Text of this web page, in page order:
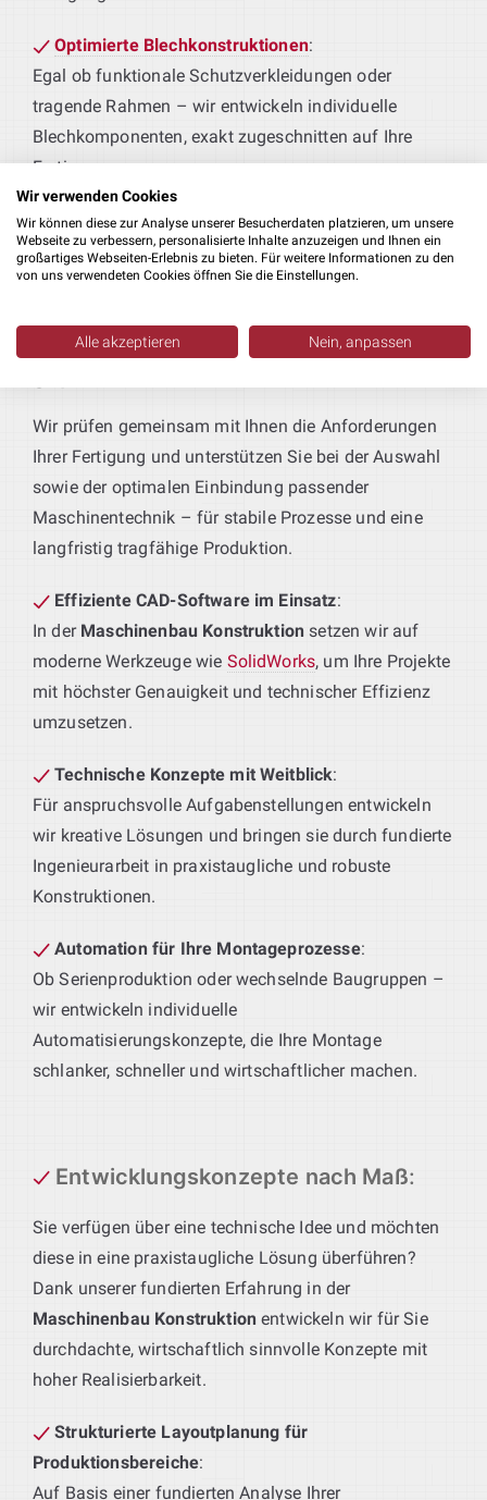
Optimierte Blechkonstruktionen:
Egal ob funktionale Schutzverkleidungen oder
tragende Rahmen – wir entwickeln individuelle
Blechkomponenten, exakt zugeschnitten auf Ihre
Fertigungsprozesse.
Individuelle Produktionsanlagen:
Sie liefern das Produkt, wir sorgen für die
maßgeschneiderte Technik. Von der Vormontage bis
Maschinenlösungen – als integraler Bestandteil Ihrer
Produktionsanlagen individuell
Wir prüfen gemeinsam mit Ihnen die Anforderungen
Ihrer Fertigung und unterstützen Sie bei der Auswahl
sowie der optimalen Einbindung passender
Maschinentechnik – für stabile Prozesse und eine
langfristig tragfähige Produktion.
Effiziente CAD-Software im Einsatz:
In der Maschinenbau Konstruktion setzen wir auf
moderne Werkzeuge wie SolidWorks, um Ihre Projekte
mit höchster Genauigkeit und technischer Effizienz
umzusetzen.
Technische Konzepte mit Weitblick:
Für anspruchsvolle Aufgabenstellungen entwickeln
wir kreative Lösungen und bringen sie durch fundierte
Ingenieurarbeit in praxistaugliche und robuste
Konstruktionen.
Automation für Ihre Montageprozesse:
Ob Serienproduktion oder wechselnde Baugruppen –
wir entwickeln individuelle
Automatisierungskonzepte, die Ihre Montage
schlanker, schneller und wirtschaftlicher machen.
Entwicklungskonzepte nach Maß:
Sie verfügen über eine technische Idee und möchten
diese in eine praxistaugliche Lösung überführen?
Dank unserer fundierten Erfahrung in der
Maschinenbau Konstruktion entwickeln wir für Sie
durchdachte, wirtschaftlich sinnvolle Konzepte mit
hoher Realisierbarkeit.
Strukturierte Layoutplanung für
Produktionsbereiche:
Auf Basis einer fundierten Analyse Ihrer
Wir verwenden Cookies
Wir können diese zur Analyse unserer Besucherdaten platzieren, um unsere
Webseite zu verbessern, personalisierte Inhalte anzuzeigen und Ihnen ein
großartiges Webseiten-Erlebnis zu bieten. Für weitere Informationen zu den
von uns verwendeten Cookies öffnen Sie die Einstellungen.
Alle akzeptieren Nein, anpassen